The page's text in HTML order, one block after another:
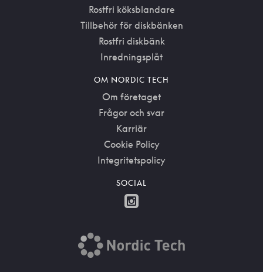
Rostfri köksblandare
Tillbehör för diskbänken
Rostfri diskbänk
Inredningsplåt
OM NORDIC TECH
Om företaget
Frågor och svar
Karriär
Cookie Policy
Integritetspolicy
SOCIAL